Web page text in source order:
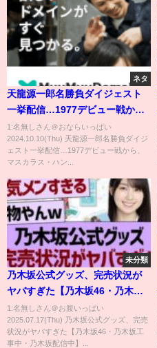
ネタ
天龍源一郎名勝負ダイジェスト
一挙配信…1977デビュー戦か
ら、マスカラス・ハンセン・ブ
ロディ・馬場・鶴田、長州・ウ
ォリアーズ、龍原砲、2005小川
レイバック🔥
1:名無しさん＠おならいっぱい
2024.10.10(Thu) 天龍源一郎名勝負ダイジ
ェスト一挙配信…1977デビュー戦から、
マスカラス・ハン...
未分類
乃木坂公式グッズ、完売状況が
ヤバすぎた【乃木坂46・乃木坂
工事中・乃木坂配信中】
1:名無しさん＠お腹いっぱい
2025.07.17(Thu) 乃木坂公式グッズ、完売
状況がヤバすぎた【乃木坂46・乃木坂工
事中・乃木坂配信中】...